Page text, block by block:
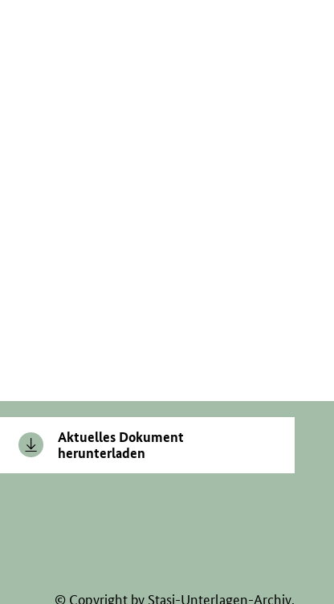
Aktuelles Dokument
herunterladen
© Copyright by Stasi-Unterlagen-Archiv.